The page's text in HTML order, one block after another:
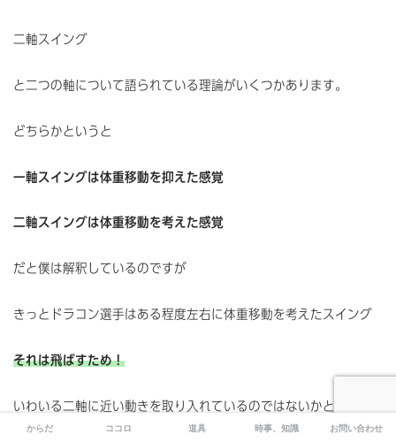
二軸スイング
と二つの軸について語られている理論がいくつかあります。
どちらかというと
一軸スイングは体重移動を抑えた感覚
二軸スイングは体重移動を考えた感覚
だと僕は解釈しているのですが
きっとドラコン選手はある程度左右に体重移動を考えたスイング
それは飛ばすため！
いわいる二軸に近い動きを取り入れているのではないかと考察し
ます。
からだ ココロ 道具 時事、知識 お問い合わせ